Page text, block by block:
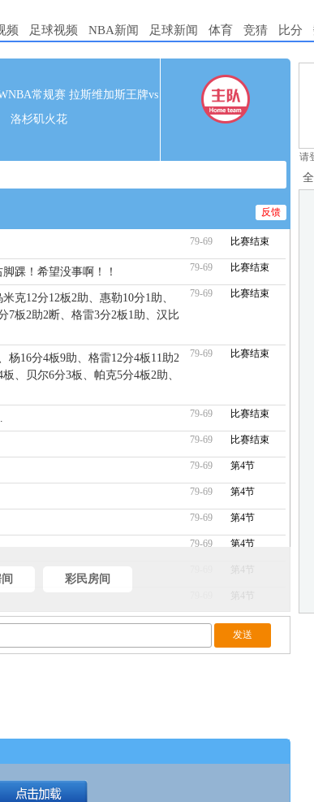
频 足球视频 NBA新闻 足球新闻 体育 竞猜 比分
常规赛 拉斯维加斯王牌vs
洛杉矶火花
反馈
79-69 比赛结束
踝！希望没事啊！！ 79-69 比赛结束
克12分12板2助、惠勒10分1助、
7板2助2断、格雷3分2板1助、汉比
79-69 比赛结束
杨16分4板9助、格雷12分4板11助2
、贝尔6分3板、帕克5分4板2助、
79-69 比赛结束
79-69 比赛结束
79-69 比赛结束
79-69 第4节
79-69 第4节
79-69 第4节
79-69 第4节
第4节
第4节
79-69 第4节
79-69 第4节
彩民房间
请